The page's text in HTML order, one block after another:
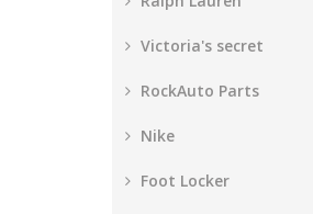
Victoria's secret
RockAuto Parts
Nike
Foot Locker